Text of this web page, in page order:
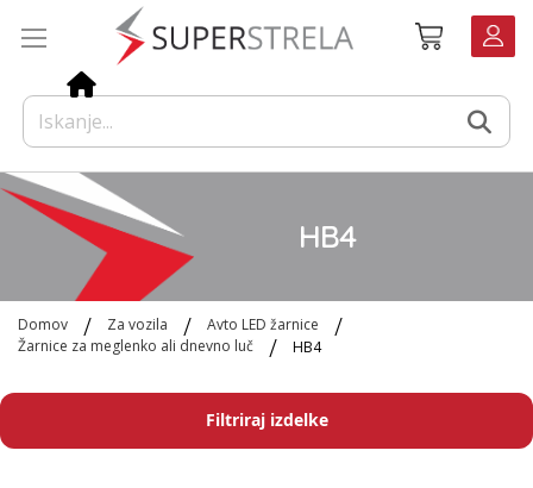
Košarica
HB4
Domov Za vozila
Avto LED žarnice
Žarnice za meglenko ali dnevno luč
HB4
Filtriraj izdelke